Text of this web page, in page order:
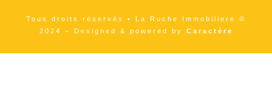
Tous droits réservés • La Ruche Immobiliere ©
2024 – Designed & powered by Caractère